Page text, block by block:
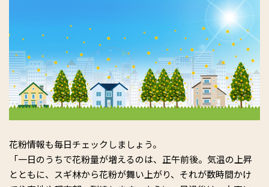
花粉情報も毎日チェックしましょう。
「一日のうちで花粉量が増えるのは、正午前後。気温の上昇
とともに、スギ林から花粉が舞い上がり、それが数時間かけ